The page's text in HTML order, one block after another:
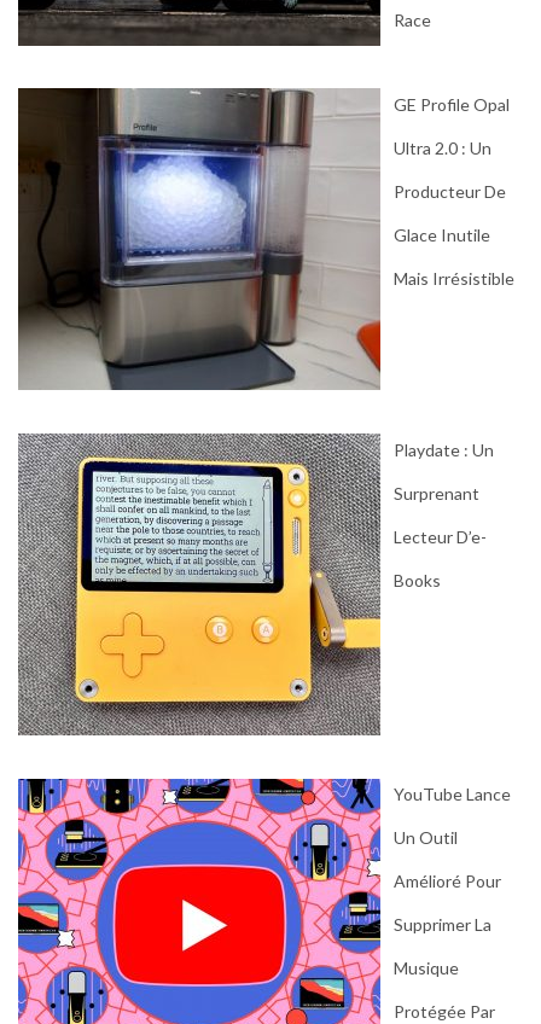
Race
GE Profile Opal
Ultra 2.0 : Un
Producteur De
Glace Inutile
Mais Irrésistible
Playdate : Un
Surprenant
Lecteur D’e-
Books
YouTube Lance
Un Outil
Amélioré Pour
Supprimer La
Musique
Protégée Par